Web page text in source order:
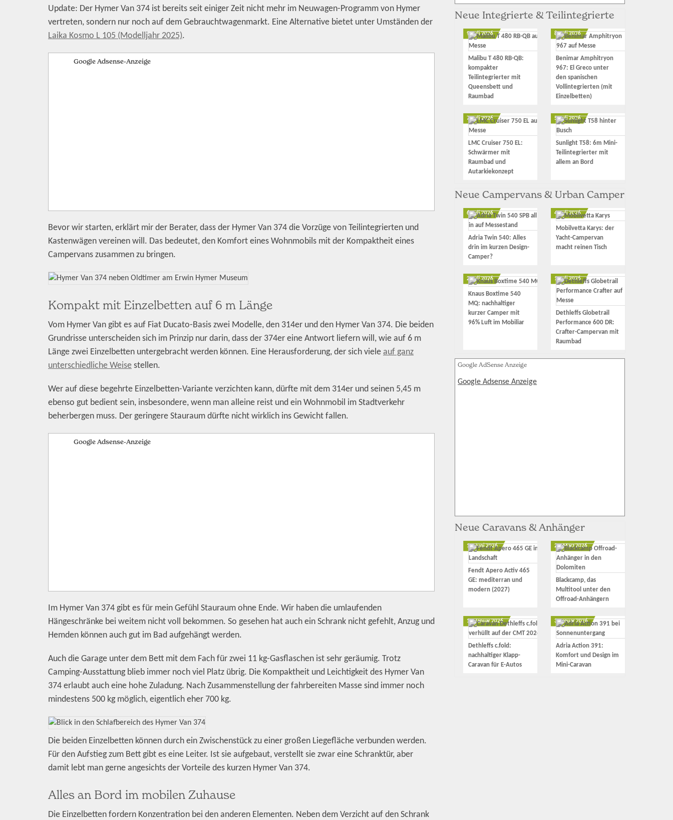
Update: Der Hymer Van 374 ist bereits seit einiger Zeit nicht mehr im Neuwagen-Programm von Hymer
vertreten, sondern nur noch auf dem Gebrauchtwagenmarkt. Eine Alternative bietet unter Umständen der
Laika Kosmo L 105 (Modelljahr 2025).
Google Adsense-Anzeige
Bevor wir starten, erklärt mir der Berater, dass der Hymer Van 374 die Vorzüge von Teilintegrierten und
Kastenwägen vereinen will. Das bedeutet, den Komfort eines Wohnmobils mit der Kompaktheit eines
Campervans zusammen zu bringen.
Kompakt mit Einzelbetten auf 6 m Länge
Vom Hymer Van gibt es auf Fiat Ducato-Basis zwei Modelle, den 314er und den Hymer Van 374. Die beiden
Grundrisse unterscheiden sich im Prinzip nur darin, dass der 374er eine Antwort liefern will, wie auf 6 m
Länge zwei Einzelbetten untergebracht werden können. Eine Herausforderung, der sich viele auf ganz
unterschiedliche Weise stellen.
Wer auf diese begehrte Einzelbetten-Variante verzichten kann, dürfte mit dem 314er und seinen 5,45 m
ebenso gut bedient sein, insbesondere, wenn man alleine reist und ein Wohnmobil im Stadtverkehr
beherbergen muss. Der geringere Stauraum dürfte nicht wirklich ins Gewicht fallen.
Google Adsense-Anzeige
Im Hymer Van 374 gibt es für mein Gefühl Stauraum ohne Ende. Wir haben die umlaufenden
Hängeschränke bei weitem nicht voll bekommen. So gesehen hat auch ein Schrank nicht gefehlt, Anzug und
Hemden können auch gut im Bad aufgehängt werden.
Auch die Garage unter dem Bett mit dem Fach für zwei 11 kg-Gasflaschen ist sehr geräumig. Trotz
Camping-Ausstattung blieb immer noch viel Platz übrig. Die Kompaktheit und Leichtigkeit des Hymer Van
374 erlaubt auch eine hohe Zuladung. Nach Zusammenstellung der fahrbereiten Masse sind immer noch
mindestens 500 kg möglich, eigentlich eher 700 kg.
Die beiden Einzelbetten können durch ein Zwischenstück zu einer großen Liegefläche verbunden werden.
Für den Aufstieg zum Bett gibt es eine Leiter. Ist sie aufgebaut, verstellt sie zwar eine Schranktür, aber
damit lebt man gerne angesichts der Vorteile des kurzen Hymer Van 374.
Alles an Bord im mobilen Zuhause
Die Einzelbetten fordern Konzentration bei den anderen Elementen. Neben dem Verzicht auf den Schrank
Neue Integrierte & Teilintegrierte
9. Juli 2026
Malibu T 480 RB-QB:
kompakter
Teilintegrierter mit
Queensbett und
Raumbad
8. Juli 2026
Benimar Amphitryon
967: El Greco unter
den spanischen
Vollintegrierten (mit
Einzelbetten)
7. Juli 2026
LMC Cruiser 750 EL:
Schwärmer mit
Raumbad und
Autarkiekonzept
5. Juli 2026
Sunlight T58: 6m Mini-
Teilintegrierter mit
allem an Bord
Neue Campervans & Urban Camper
6. Juli 2026
Adria Twin 540: Alles
drin im kurzen Design-
Camper?
4. Juli 2026
Mobilvetta Karys: der
Yacht-Campervan
macht reinen Tisch
2. Juli 2026
Knaus Boxtime 540
MQ: nachhaltiger
kurzer Camper mit
96% Luft im Mobiliar
1. Juli 2026
Dethleffs Globetrail
Performance 600 DR:
Crafter-Campervan mit
Raumbad
Google AdSense Anzeige
Google Adsense Anzeige
Neue Caravans & Anhänger
12. Juni 2026
Fendt Apero Activ 465
GE: mediterran und
modern (2027)
23. März 2026
Blackcamp, das
Multitool unter den
Offroad-Anhängern
17. Januar 2026
Dethleffs c.fold:
nachhaltiger Klapp-
Caravan für E-Autos
3. Januar 2026
Adria Action 391:
Komfort und Design im
Mini-Caravan